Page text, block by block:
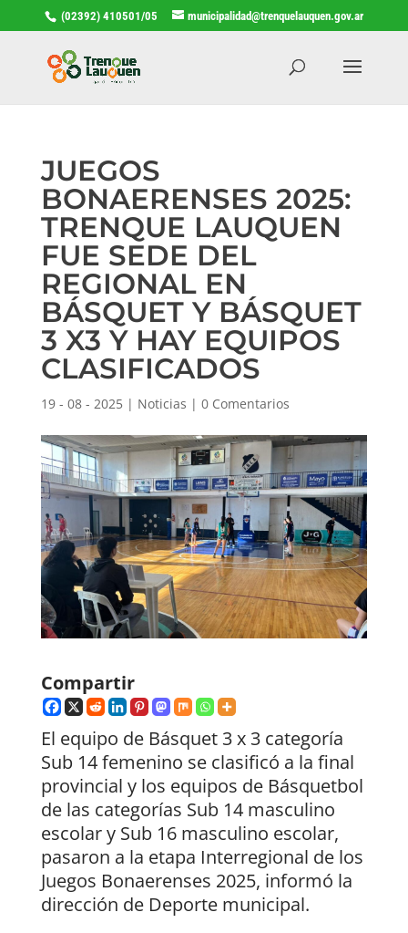
(02392) 410501/05 municipalidad@trenquelauquen.gov.ar
JUEGOS
BONAERENSES 2025:
TRENQUE LAUQUEN
FUE SEDE DEL
REGIONAL EN
BÁSQUET Y BÁSQUET
3 X3 Y HAY EQUIPOS
CLASIFICADOS
19 - 08 - 2025| Noticias | 0 Comentarios
Compartir
El equipo de Básquet 3 x 3 categoría
Sub 14 femenino se clasificó a la final
provincial y los equipos de Básquetbol
de las categorías Sub 14 masculino
escolar y Sub 16 masculino escolar,
pasaron a la etapa Interregional de los
Juegos Bonaerenses 2025, informó la
dirección de Deporte municipal.